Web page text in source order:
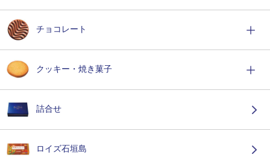
チョコレート
クッキー・焼き菓子
詰合せ
ロイズ石垣島